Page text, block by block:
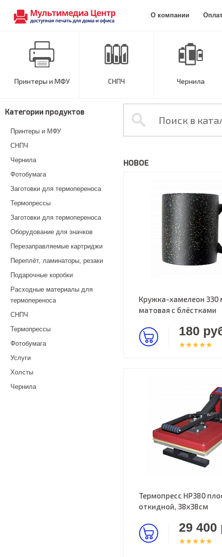
О компании
Принтеры и МФУ СНПЧ Чернила
Категории продуктов
Принтеры и МФУ
СНПЧ
Чернила
Фотобумага
Заготовки для термопереноса
Термопрессы
Заготовки для термопереноса
Оборудование для значков
Перезаправляемые картриджи
Переплёт, ламинаторы, резаки
Подарочные коробки
Расходные материалы для
термопереноса
СНПЧ
Термопрессы
Фотобумага
Услуги
Холсты
Чернила
НОВОЕ
Кружка-хамелеон 330
матовая с блёстками
180
Термопресс HP380
откидной, 38х38см
29 400